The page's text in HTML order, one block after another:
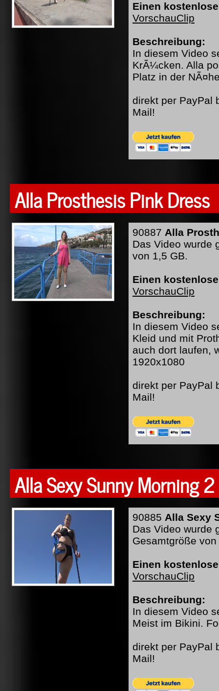
Einen
VorschauClip
Beschreibung:
In diesem Video
KrÃ¼cken. Alla
Platz in der
direkt per PayPal
Mail!
Alla Prosthesis Pink Dress
90887 Alla
Das Video wurde
von 1,5 GB.
Einen
VorschauClip
Beschreibung:
In diesem Video
Kleid und mit
auch dort laufen,
1920x1080
direkt per PayPal
Mail!
Alla Sexy Sunny Morning 2
90885 Alla Sexy
Das Video wurde
Gesamtgröße
Einen
VorschauClip
Beschreibung:
In diesem Video
Meist im Bikini.
direkt per PayPal
Mail!